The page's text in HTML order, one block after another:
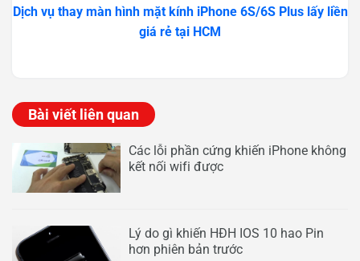
Dịch vụ thay màn hình mặt kính iPhone 6S/6S Plus lấy liền
giá rẻ tại HCM
Bài viết liên quan
Các lỗi phần cứng khiến iPhone không
kết nối wifi được
Lý do gì khiến HĐH IOS 10 hao Pin
hơn phiên bản trước